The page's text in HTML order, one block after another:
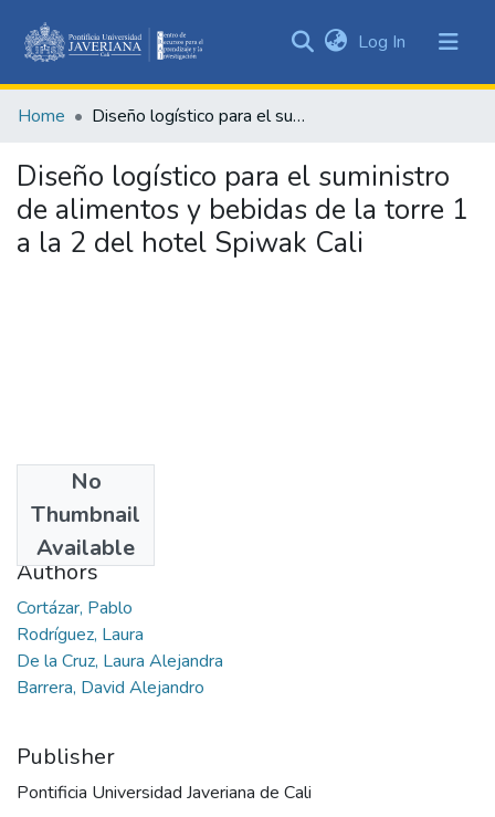
&
Collections
All of DSpace
Statistics
Log In (current)
Home Diseño logístico para el suministro de alimentos y bebidas de la torre 1 a la 2 del hotel Spiwak Cali
Diseño logístico para el suministro
de alimentos y bebidas de la torre 1
a la 2 del hotel Spiwak Cali
No
Thumbnail
Available
2019
Authors
Cortázar, Pablo
Rodríguez, Laura
De la Cruz, Laura Alejandra
Barrera, David Alejandro
Publisher
Pontificia Universidad Javeriana de Cali